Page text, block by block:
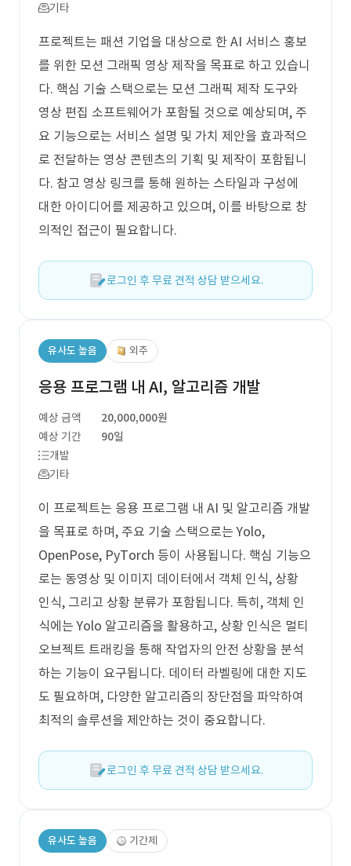
기타
프로젝트는 패션 기업을 대상으로 한 AI 서비스 홍보
를 위한 모션 그래픽 영상 제작을 목표로 하고 있습니
다. 핵심 기술 스택으로는 모션 그래픽 제작 도구와
영상 편집 소프트웨어가 포함될 것으로 예상되며, 주
요 기능으로는 서비스 설명 및 가치 제안을 효과적으
로 전달하는 영상 콘텐츠의 기획 및 제작이 포함됩니
다. 참고 영상 링크를 통해 원하는 스타일과 구성에
대한 아이디어를 제공하고 있으며, 이를 바탕으로 창
의적인 접근이 필요합니다.
로그인 후 무료 견적 상담 받으세요.
유사도 높음 외주
응용 프로그램 내 AI, 알고리즘 개발
예상 금액
20,000,000원
예상 기간
90일
개발
기타
이 프로젝트는 응용 프로그램 내 AI 및 알고리즘 개발
을 목표로 하며, 주요 기술 스택으로는 Yolo,
OpenPose, PyTorch 등이 사용됩니다. 핵심 기능으
로는 동영상 및 이미지 데이터에서 객체 인식, 상황
인식, 그리고 상황 분류가 포함됩니다. 특히, 객체 인
식에는 Yolo 알고리즘을 활용하고, 상황 인식은 멀티
오브젝트 트래킹을 통해 작업자의 안전 상황을 분석
하는 기능이 요구됩니다. 데이터 라벨링에 대한 지도
도 필요하며, 다양한 알고리즘의 장단점을 파악하여
최적의 솔루션을 제안하는 것이 중요합니다.
로그인 후 무료 견적 상담 받으세요.
유사도 높음 기간제